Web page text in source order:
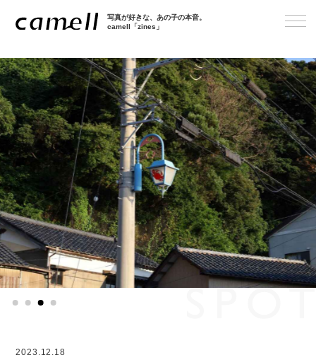
写真が好きな、あの子の本音。
camell「zines」
2023.12.18